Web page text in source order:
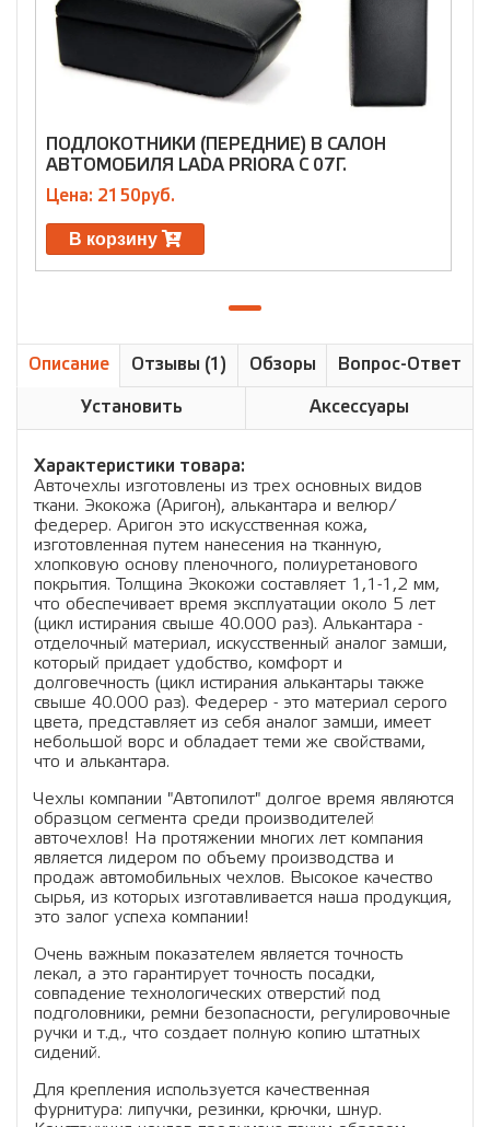
ПОДЛОКОТНИКИ (ПЕРЕДНИЕ) В САЛОН
АВТОМОБИЛЯ LADA PRIORA С 07Г.
Цена: 2150руб.
В корзину
Описание Отзывы (1) Обзоры Вопрос-Ответ
Установить Аксессуары
Характеристики товара:
Авточехлы изготовлены из трех основных видов
ткани. Экокожа (Аригон), алькантара и велюр/
федерер. Аригон это искусственная кожа,
изготовленная путем нанесения на тканную,
хлопковую основу пленочного, полиуретанового
покрытия. Толщина Экокожи составляет 1,1-1,2 мм,
что обеспечивает время эксплуатации около 5 лет
(цикл истирания свыше 40.000 раз). Алькантара -
отделочный материал, искусственный аналог замши,
который придает удобство, комфорт и
долговечность (цикл истирания алькантары также
свыше 40.000 раз). Федерер - это материал серого
цвета, представляет из себя аналог замши, имеет
небольшой ворс и обладает теми же свойствами,
что и алькантара.
Чехлы компании "Автопилот" долгое время являются
образцом сегмента среди производителей
авточехлов! На протяжении многих лет компания
является лидером по объему производства и
продаж автомобильных чехлов. Высокое качество
сырья, из которых изготавливается наша продукция,
это залог успеха компании!
Очень важным показателем является точность
лекал, а это гарантирует точность посадки,
совпадение технологических отверстий под
подголовники, ремни безопасности, регулировочные
ручки и т.д., что создает полную копию штатных
сидений.
Для крепления используется качественная
фурнитура: липучки, резинки, крючки, шнур.